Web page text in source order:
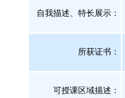
自我描述、特长展示 ：
所获证书 ：
可授课区域描述：